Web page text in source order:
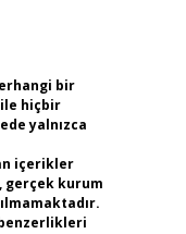
bir
hiçbir
yalnızca
içerikler
gerçek kurum